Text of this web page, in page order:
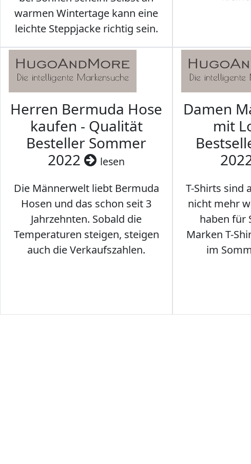
warmen Wintertage kann eine
leichte Steppjacke richtig sein.
Herren Bermuda Hose
kaufen - Qualität
Besteller Sommer
2022
lesen
Die Männerwelt liebt Bermuda
Hosen und das schon seit 3
Jahrzehnten. Sobald die
Temperaturen steigen, steigen
auch die Verkaufszahlen.
Damen
mit
T-Shirts sind
nicht mehr
haben für
Marken T-
im